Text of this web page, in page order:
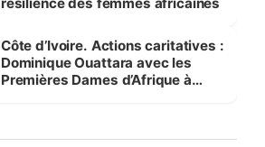
résilience des femmes africaines
Côte d’Ivoire. Actions caritatives :
Dominique Ouattara avec les
Premières Dames d’Afrique à